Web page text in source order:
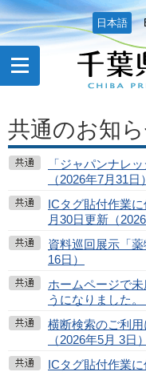
日本語
共通のお知
「ジャパンナレ
（2026年7月31日）
ICタグ貼付作業
月30日更新（
資料巡回展示「
16日）
ホームページで
うになりました。
横断検索のご利用
（2026年5月 3日）
ICタグ貼付作業